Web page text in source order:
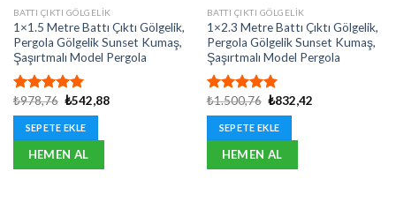
BATTI ÇIKTI GÖLGELIK
1×1.5 Metre Battı Çıktı Gölgelik,
Pergola Gölgelik Sunset Kumaş,
Şaşırtmalı Model Pergola
5 üzerinden
5.00oy
aldı
₺978,76 Orijinal
₺978,76.
₺542,88Şu
SEPETE EKLE
HEMEN AL
BATTI ÇIKTI GÖLGELIK
1×2.3 Metre Battı Çıktı Gölgelik,
Pergola Gölgelik Sunset Kumaş,
Şaşırtmalı Model Pergola
5 üzerinden
5.00oy
aldı
₺1.500,76 Orijinal
₺1.500,76.
₺832,42Şu
SEPETE EKLE
HEMEN AL